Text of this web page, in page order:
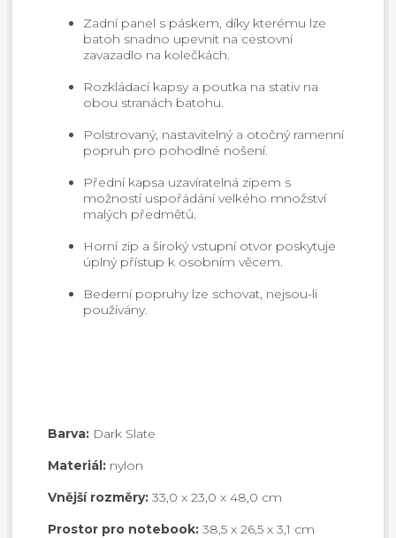
Zadní panel s páskem, díky kterému lze
batoh snadno upevnit na cestovní
zavazadlo na kolečkách.
Rozkládací kapsy a poutka na stativ na
obou stranách batohu.
Polstrovaný, nastavitelný a otočný ramenní
popruh pro pohodlné nošení.
Přední kapsa uzavíratelná zipem s
možností uspořádání velkého množství
malých předmětů.
Horní zip a široký vstupní otvor poskytuje
úplný přístup k osobním věcem.
Bederní popruhy lze schovat, nejsou-li
používány.
Barva: Dark Slate
Materiál: nylon
Vnější rozměry: 33,0 x 23,0 x 48,0 cm
Prostor pro notebook: 38,5 x 26,5 x 3,1 cm